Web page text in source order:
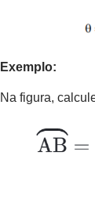
Exemplo:
Na figura,